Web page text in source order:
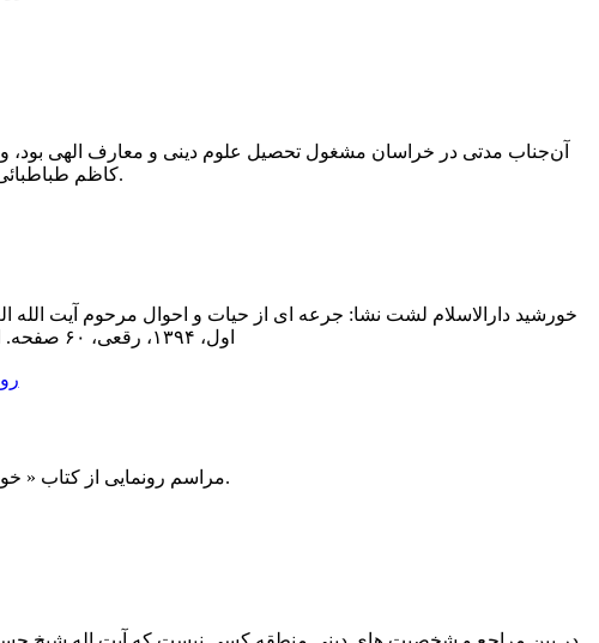
آن‌جناب مدتى در خراسان مشغول تحصیل علوم دینى و معارف الهى
کاظم طباطبائى یزدى استفاده نمود، و پس از تکمیل معلومات، به رشت مراجعت کرد.
خورشید دارالاسلام لشت نشا: جرعه ای از حیات و احوال مرحوم آیت الله
مراسم رونمایی از کتاب « خورشید دارالاسلام لشت نشا» در سالن اجتماعات کتابخانه ۷ تیر لشت نشاء برگزار شد.